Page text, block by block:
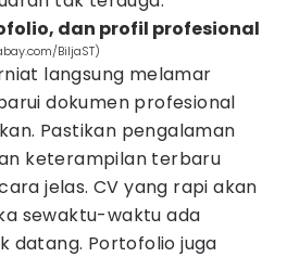
dan profil profesional
BiljaST)
langsung melamar
dokumen profesional
Pastikan pengalaman
keterampilan terbaru
jelas. CV yang rapi akan
sewaktu-waktu ada
datang. Portofolio juga